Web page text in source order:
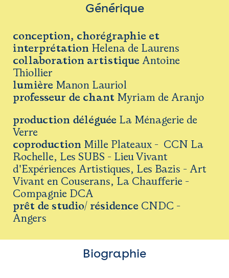
Générique
conception, chorégraphie et
interprétation Helena de Laurens
collaboration artistique Antoine
Thiollier
lumière Manon Lauriol
professeur de chant Myriam de Aranjo
production déléguée La Ménagerie de
Verre
coproduction Mille Plateaux - CCN La
Rochelle, Les SUBS - Lieu Vivant
d'Expériences Artistiques, Les Bazis - Art
Vivant en Couserans, La Chaufferie -
Compagnie DCA
prêt de studio/ résidence CNDC -
Angers
Biographie